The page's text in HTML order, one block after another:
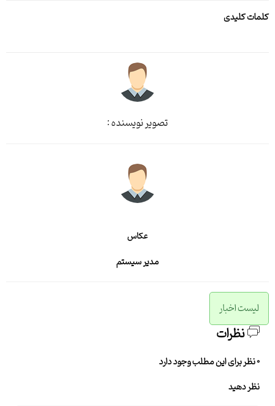
کلمات کلیدی
تصویر نویسنده :
عکاس
مدیر سیستم
لیست اخبار
نظرات
نظر دهید